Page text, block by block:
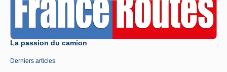
La passion du camion
Derniers articles